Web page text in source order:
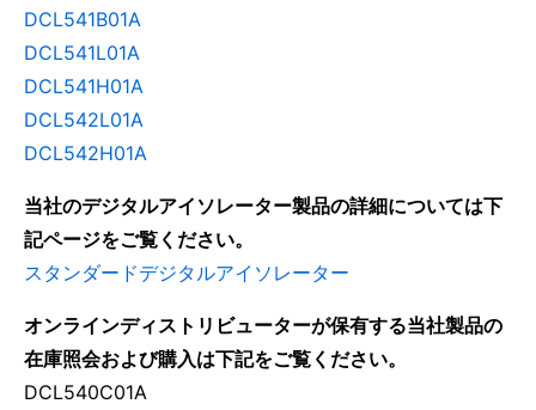
DCL541B01A
DCL541L01A
DCL541H01A
DCL542L01A
DCL542H01A
当社のデジタルアイソレーター製品の詳細については下
記ページをご覧ください。
スタンダードデジタルアイソレーター
オンラインディストリビューターが保有する当社製品の
在庫照会および購入は下記をご覧ください。
DCL540C01A